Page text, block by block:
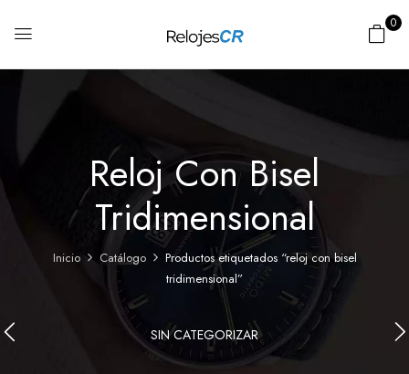
0
Reloj Con Bisel
Tridimensional
Inicio Catálogo
Productos etiquetados “reloj con bisel
tridimensional”
SIN CATEGORIZAR